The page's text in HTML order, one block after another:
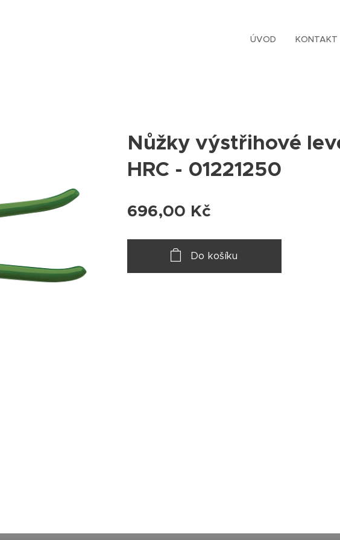
ÚVOD KONTAKT
Nůžky výstřihové
HRC - 01221250
696,00 Kč
Do košíku